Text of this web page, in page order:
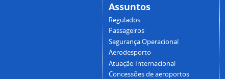
Assuntos
Regulados
Passageiros
Segurança Operacional
Aerodesporto
Atuação Internacional
Concessões de aeroportos